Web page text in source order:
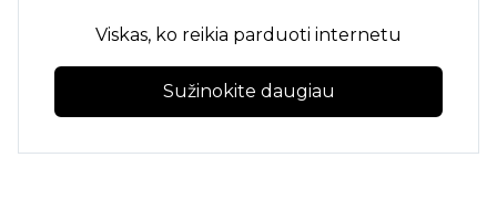
Viskas, ko reikia parduoti internetu
Sužinokite daugiau